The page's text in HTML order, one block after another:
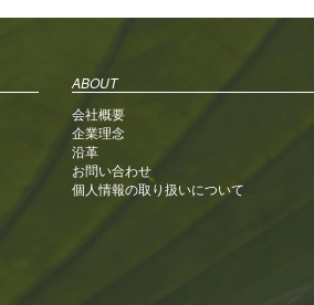
ABOUT
会社概要
企業理念
沿革
お問い合わせ
個人情報の取り扱いについて